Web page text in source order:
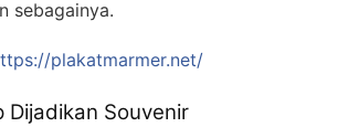
sebagainya.
plakatmarmer.net/
Dijadikan Souvenir